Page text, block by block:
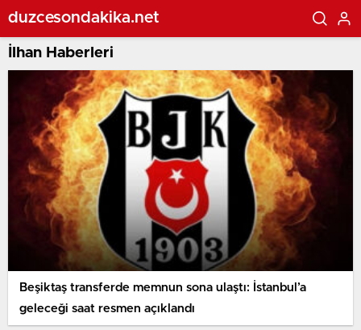
duzcesondakika.net
İlhan Haberleri
Beşiktaş transferde memnun sona ulaştı: İstanbul’a
geleceği saat resmen açıklandı